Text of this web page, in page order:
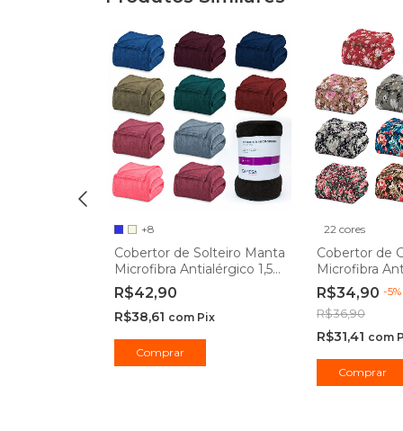
+8
Cobertor de Solteiro Manta
Microfibra Antialérgico 1,50
x 2,20m - Camesa
R$42,90
R$38,61 com Pix
Comprar
22 cores
Cobertor de
Microfibra
x 2,20m Floral
R$34,90 -5%
R$36,90
R$31,41 com
Comprar